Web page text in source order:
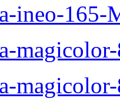
ineo-165-